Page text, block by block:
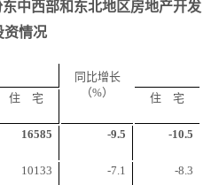
东中西部和东北地区房地产开发
资情况
同比增长
（%）
住 宅 住 宅
16585 -9.5 -10.5
10133 -7.1 -8.3